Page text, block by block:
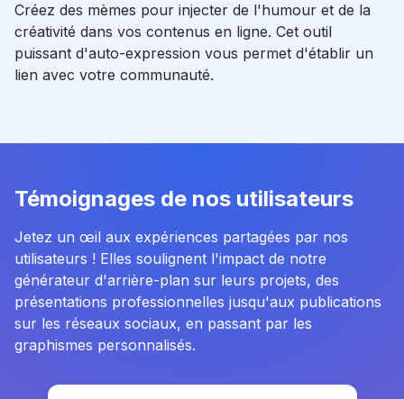
Créez des mèmes pour injecter de l'humour et de la
créativité dans vos contenus en ligne. Cet outil
puissant d'auto-expression vous permet d'établir un
lien avec votre communauté.
Témoignages de nos utilisateurs
Jetez un œil aux expériences partagées par nos
utilisateurs ! Elles soulignent l'impact de notre
générateur d'arrière-plan sur leurs projets, des
présentations professionnelles jusqu'aux publications
sur les réseaux sociaux, en passant par les
graphismes personnalisés.